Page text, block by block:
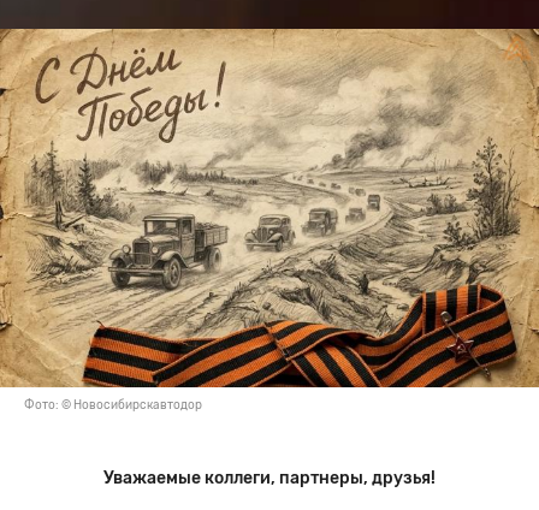
Фото: © Новосибирскавтодор
Уважаемые коллеги, партнеры, друзья!